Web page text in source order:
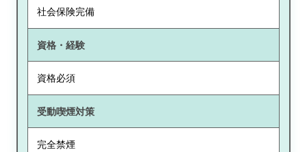
社会保険完備
資格・経験
資格必須
受動喫煙対策
完全禁煙